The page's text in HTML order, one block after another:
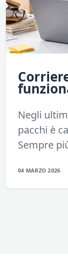
Negli
pacchi è
Sempre
04 MARZO 2026